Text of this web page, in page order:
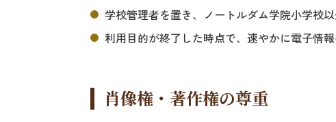
学校管理者を置き、ノートルダム学院小学校
利用目的が終了した時点で、速やかに電子情報
肖像権・著作権の尊重